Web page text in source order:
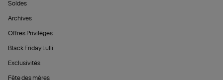
Soldes
Archives
Offres Privilèges
Black Friday Lulli
Exclusivités
Fête des mères